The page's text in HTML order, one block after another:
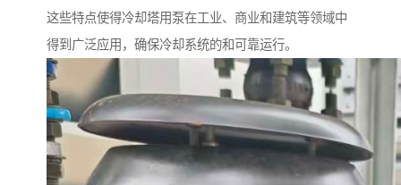
这些特点使得冷却塔用泵在工业、商业和建筑等领域中
得到广泛应用，确保冷却系统的和可靠运行。